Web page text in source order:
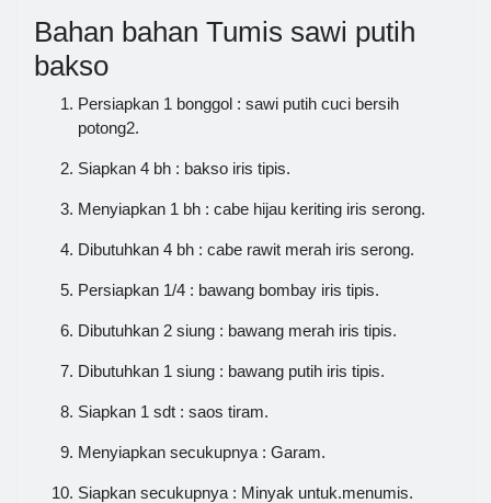
Bahan bahan Tumis sawi putih
bakso
Persiapkan 1 bonggol : sawi putih cuci bersih
potong2.
Siapkan 4 bh : bakso iris tipis.
Menyiapkan 1 bh : cabe hijau keriting iris serong.
Dibutuhkan 4 bh : cabe rawit merah iris serong.
Persiapkan 1/4 : bawang bombay iris tipis.
Dibutuhkan 2 siung : bawang merah iris tipis.
Dibutuhkan 1 siung : bawang putih iris tipis.
Siapkan 1 sdt : saos tiram.
Menyiapkan secukupnya : Garam.
Siapkan secukupnya : Minyak untuk.menumis.